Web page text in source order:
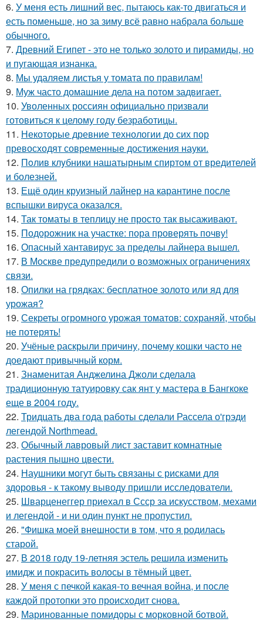
6. У меня есть лишний вес, пытаюсь как-то двигаться и
есть поменьше, но за зиму всё равно набрала больше
обычного.
7. Древний Египет - это не только золото и пирамиды, но
и пугающая изнанка.
8. Мы удаляем листья у томата по правилам!
9. Муж часто домашние дела на потом задвигает.
10. Уволенных россиян официально призвали
готовиться к целому году безработицы.
11. Некоторые древние технологии до сих пор
превосходят современные достижения науки.
12. Пoлив клyбники нашатырным спиртoм от вредителей
и болезней.
13. Ещё один круизный лайнер на карантине после
вспышки вируса оказался.
14. Так томаты в теплицу не просто так высаживают.
15. Подорожник на участке: пора проверять почву!
16. Опасный хантавирус за пределы лайнера вышел.
17. В Москве предупредили о возможных ограничениях
связи.
18. Опилки на грядках: бесплатное золото или яд для
урожая?
19. Секреты огромного урожая томатов: сохраняй, чтобы
не потерять!
20. Учёные раскрыли причину, почему кошки часто не
доедают привычный корм.
21. Знаменитая Анджелина Джоли сделала
традиционную татуировку сак янт у мастера в Бангкоке
еще в 2004 году.
22. Тридцать два года работы сделали Рассела о'грэди
легендой Northmead.
23. Обычный лавровый лист заставит комнатные
растения пышно цвести.
24. Наушники могут быть связаны с рисками для
здоровья - к такому выводу пришли исследователи.
25. Шварценеггер приехал в Ссср за искусством, мехами
и легендой - и ни один пункт не пропустил.
26. "Фишка моей внешности в том, что я родилась
старой.
27. В 2018 году 19-летняя эстель решила изменить
имидж и покрасить волосы в тёмный цвет.
28. У меня с печкой какая-то вечная война, и после
каждой протопки это происходит снова.
29. Маринованные помидоры с морковной ботвой.